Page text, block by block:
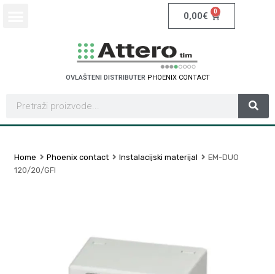
0,00€ 0
OVLAŠTENI DISTRIBUTER PHOENIX CONTACT
Home Phoenix contact Instalacijski materijal
EM-DUO
120/20/GFI